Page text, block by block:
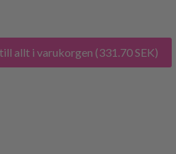
allt i varukorgen (331.70 SEK)